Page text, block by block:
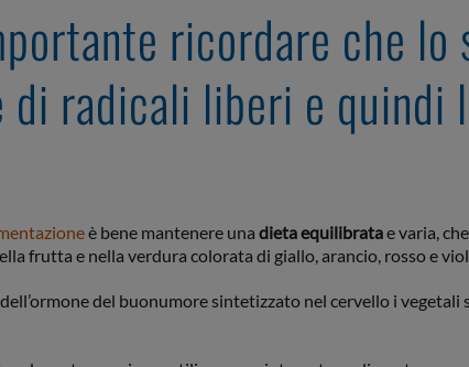
ricordare che lo
di radicali liberi e quindi
è bene mantenere una dieta equilibratae varia,
frutta e nella verdura colorata di giallo, arancio, rosso e
del buonumore sintetizzato nel cervello i